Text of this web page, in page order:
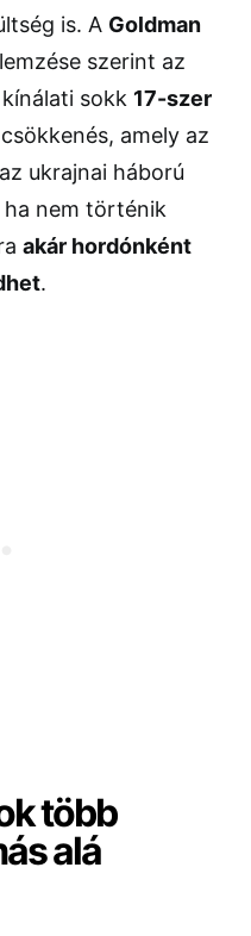
is. A Goldman
szerint az
sokk 17-szer
amely az
ukrajnai háború
nem történik
akár hordónként
.
több
alá